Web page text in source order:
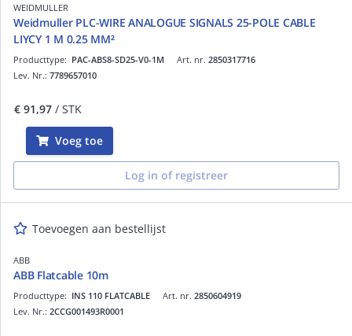
WEIDMULLER
Weidmuller PLC-WIRE ANALOGUE SIGNALS 25-POLE CABLE
LIYCY 1 M 0.25 MM²
Art. nr. 2850317716
Producttype: PAC-ABS8-SD25-V0-1M
Lev. Nr.: 7789657010
€ 91,97 / STK
Voeg toe
Log in of registreer
Toevoegen aan bestellijst
ABB
ABB Flatcable 10m
Art. nr. 2850604919
Producttype: INS 110 FLATCABLE
Lev. Nr.: 2CCG001493R0001